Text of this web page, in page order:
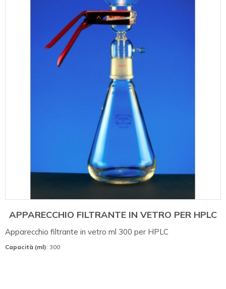
APPARECCHIO FILTRANTE IN VETRO PER HPLC
Apparecchio filtrante in vetro ml 300 per HPLC
Capacità (ml): 300